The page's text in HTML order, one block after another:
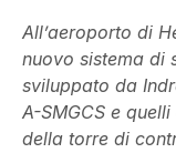
All’aeroporto di
nuovo sistema di
sviluppato da
A-SMGCS e
della torre di